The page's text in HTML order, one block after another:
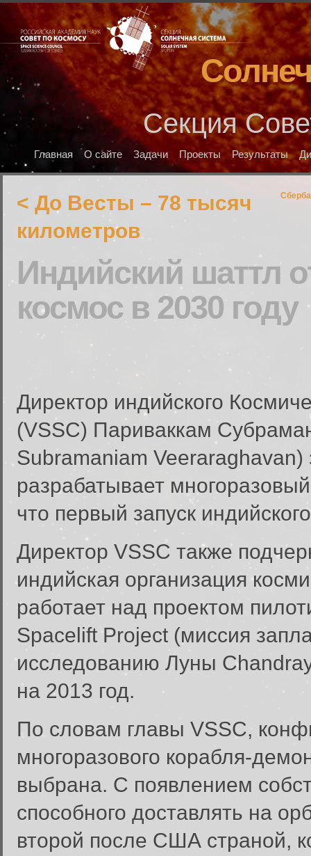
Секция
Главная О сайте Задачи Проекты Результаты
< До Весты – 78 тысяч
километров
Индийский шаттл
космос в 2030 году
Директор индийского
(VSSC) Париваккам
Subramaniam
разрабатывает
что первый запуск
Директор VSSC также
индийская организация
работает над проектом
Spacelift Project (миссия
исследованию Луны
на 2013 год.
По словам главы VSSC,
многоразового корабля-
выбрана. С появлением
способного доставлять на
второй после США страной,